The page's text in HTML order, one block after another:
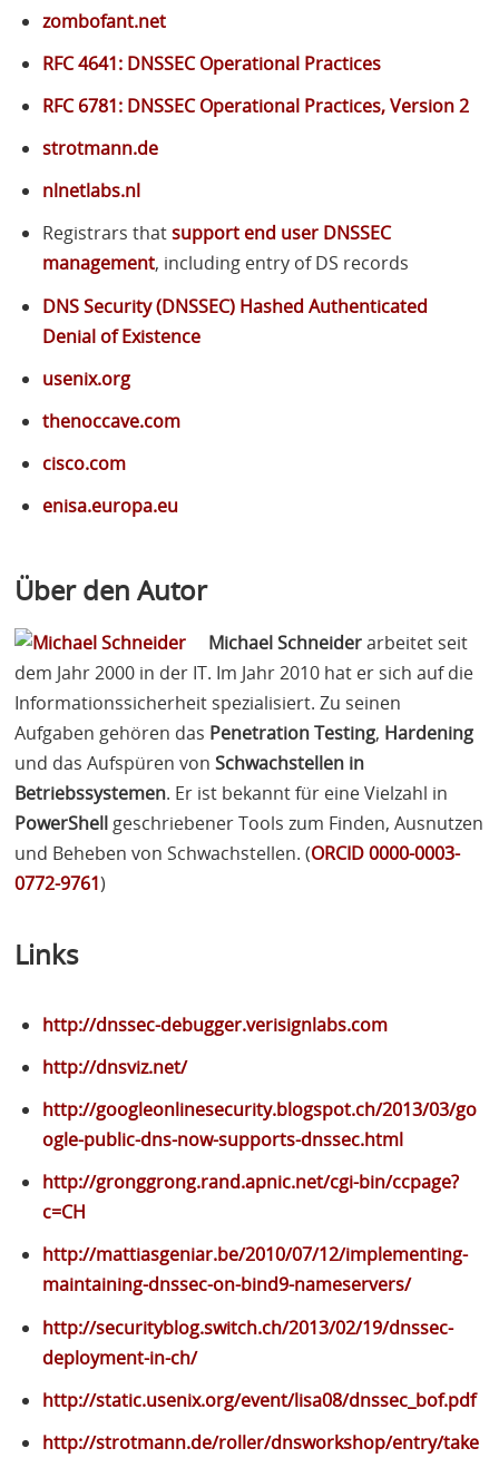
zombofant.net
RFC4641: DNSSECOperational Practices
RFC6781: DNSSECOperational Practices, Version 2
strotmann.de
nlnetlabs.nl
Registrars thatsupport end user DNSSEC
management, including entry of DS records
DNSSecurity (DNSSEC) Hashed Authenticated
Denial of Existence
usenix.org
thenoccave.com
cisco.com
enisa.europa.eu
Über den Autor
Michael Schneiderarbeitet seit
dem Jahr 2000 in der IT. Im Jahr 2010 hat er sich auf die
Informationssicherheit spezialisiert. Zu seinen
Aufgaben gehören das Penetration Testing, Hardening
und das Aufspüren vonSchwachstellen in
Betriebssystemen. Er ist bekannt für eine Vielzahl in
PowerShell geschriebener Tools zum Finden, Ausnutzen
und Beheben von Schwachstellen. (ORCID0000-0003-
0772-9761)
Links
http://dnssec-debugger.verisignlabs.com
http://dnsviz.net/
http://googleonlinesecurity.blogspot.ch/2013/03/go
ogle-public-dns-now-supports-dnssec.html
http://gronggrong.rand.apnic.net/cgi-bin/ccpage?
c=CH
http://mattiasgeniar.be/2010/07/12/implementing-
maintaining-dnssec-on-bind9-nameservers/
http://securityblog.switch.ch/2013/02/19/dnssec-
deployment-in-ch/
http://static.usenix.org/event/lisa08/dnssec_bof.pdf
http://strotmann.de/roller/dnsworkshop/entry/take